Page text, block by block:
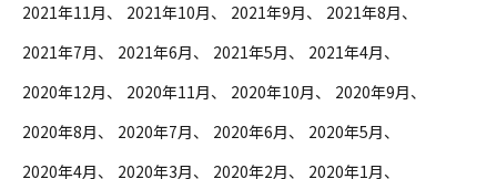
2021年11月
2021年10月 2021年9月
2021年8月
2021年7月
2021年6月 2021年5月
2021年4月
2020年12月
2020年11月 2020年10月
2020年9月
2020年8月
2020年7月 2020年6月
2020年5月
2020年4月
2020年3月 2020年2月 2020年1月